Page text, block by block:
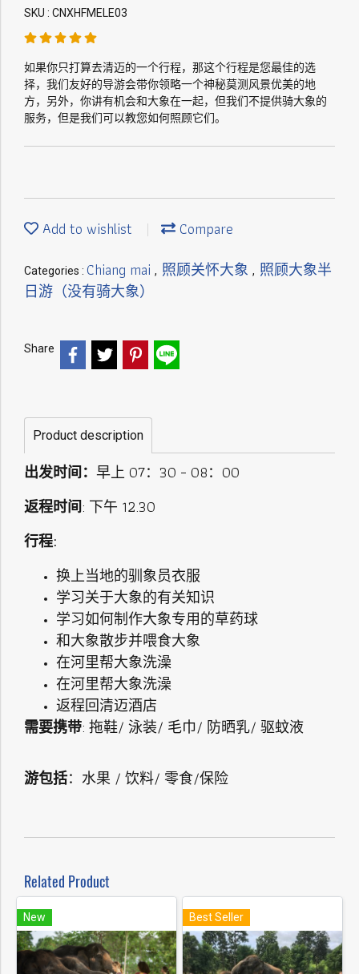
SKU : CNXHFMELE03
如果你只打算去清迈的一个行程，那这个行程是您最佳的选
择，我们友好的导游会带你领略一个神秘莫测风景优美的地
方，另外，你讲有机会和大象在一起，但我们不提供骑大象的
服务，但是我们可以教您如何照顾它们。
Add to wishlist Compare
Categories : Chiang mai , 照顾关怀大象 , 照顾大象半
日游（没有骑大象）
Share
Product description
出发时间： 早上 07：30 – 08：00
返程时间: 下午 12.30
行程:
换上当地的驯象员衣服
学习关于大象的有关知识
学习如何制作大象专用的草药球
和大象散步并喂食大象
在河里帮大象洗澡
在河里帮大象洗澡
返程回清迈酒店
需要携带: 拖鞋/ 泳装/ 毛巾/ 防晒乳/ 驱蚊液
游包括：水果 / 饮料/ 零食/保险
Related Product
New Best Seller